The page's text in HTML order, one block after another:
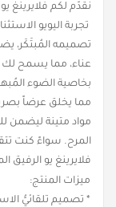
نقدّم لكم فلايرينغ
تجربة اليويو
تصميمه المُبتَكَر،
عناء، مما يسمح لك
بخاصية الضوء
مما يخلق عرضاً
مواد متينة ليضمن
المرح. سواءً كنت
فلايرينغ يو الرفيق
ميزات المنتج:
* تصميم تلقائيُّ